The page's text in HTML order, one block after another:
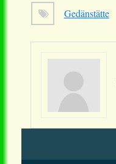
Gedänstätte